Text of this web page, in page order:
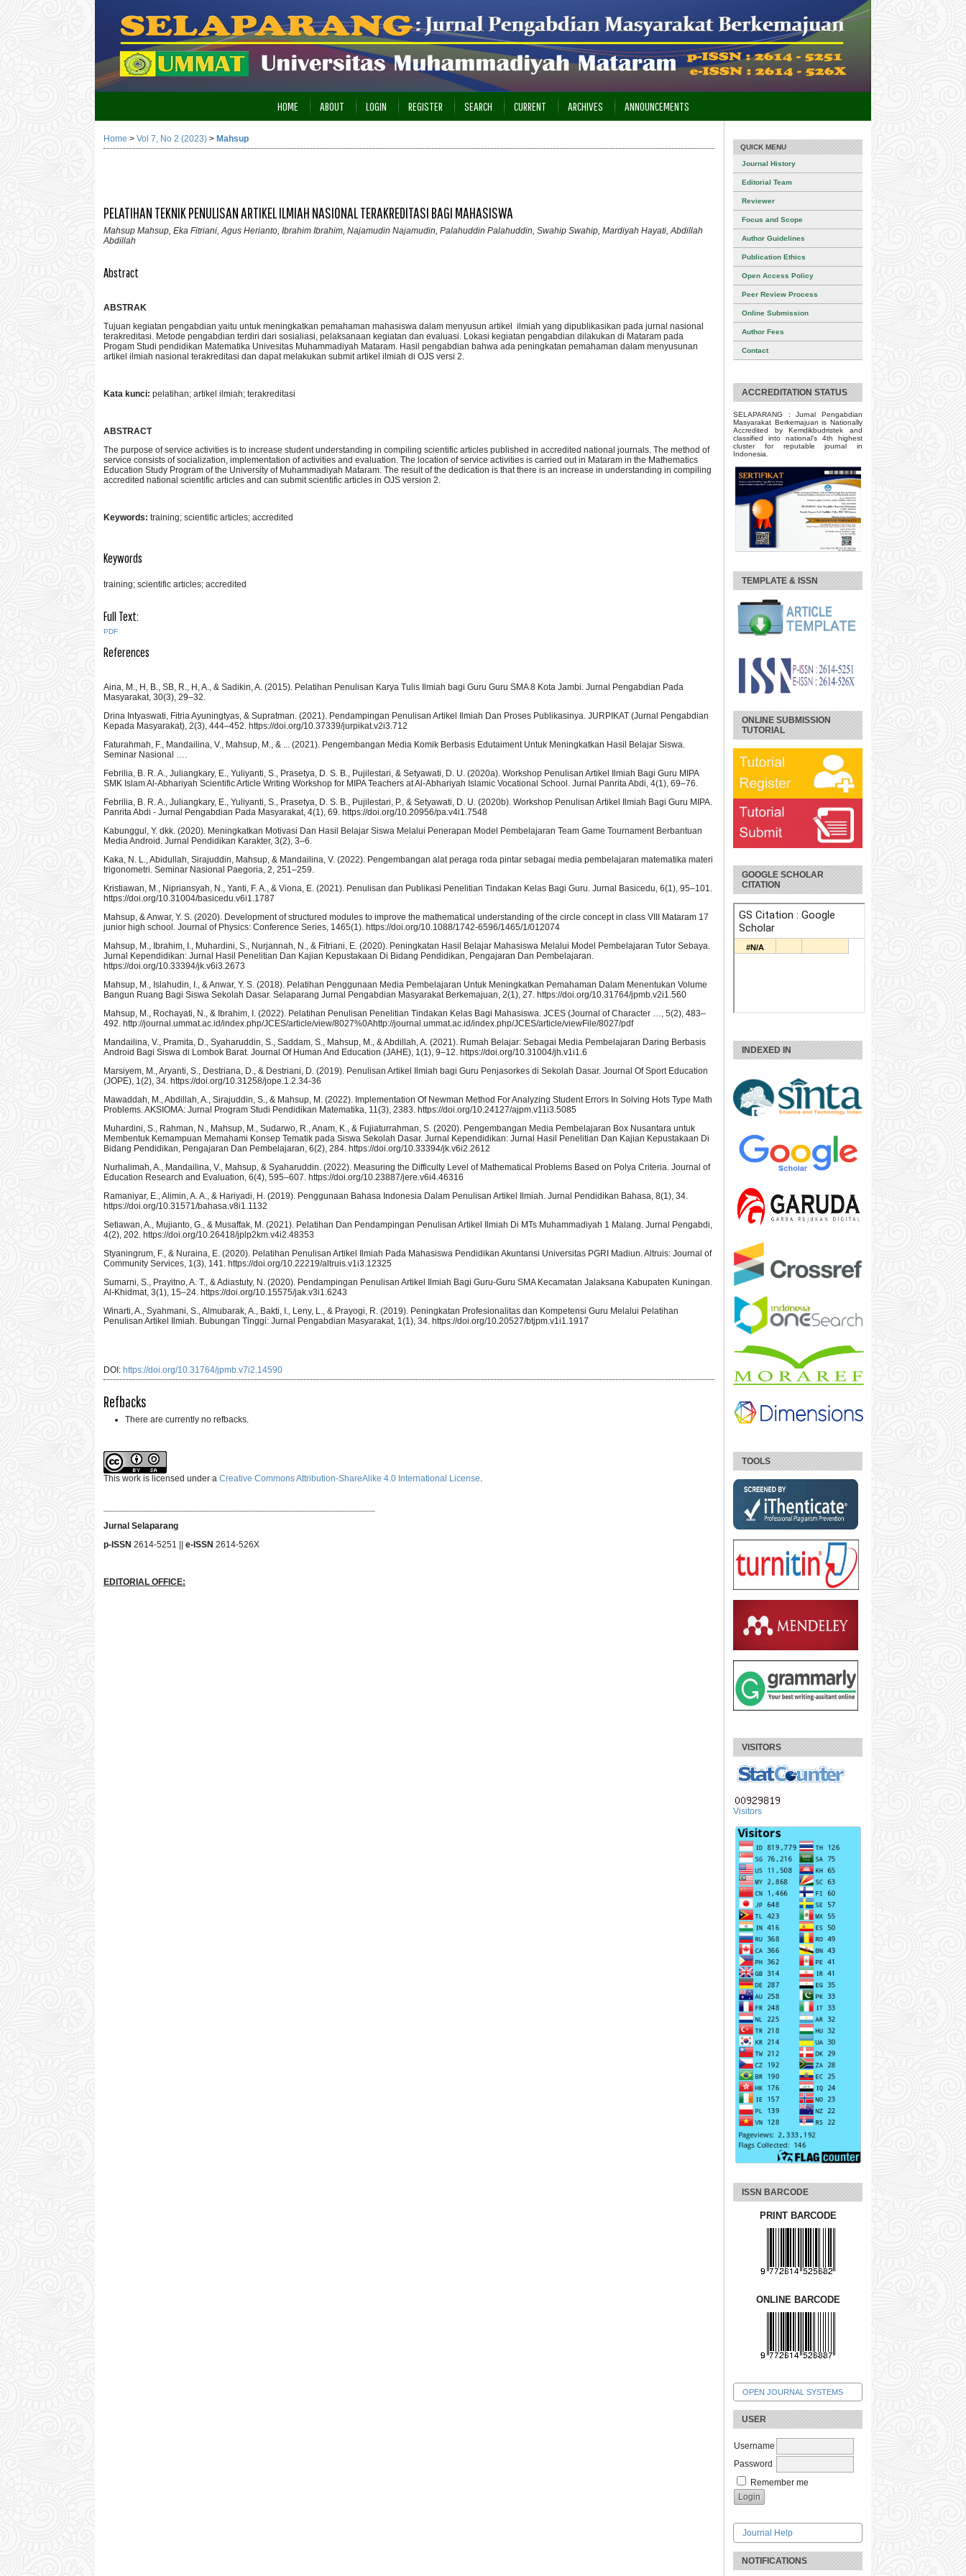
QUICK MENU
Journal History
Editorial Team
Reviewer
Focus and Scope
Author Guidelines
Publication Ethics
Open Access Policy
Peer Review Process
Online Submission
Author Fees
Contact
ACCREDITATION STATUS
SELAPARANG : Jurnal Pengabdian
Masyarakat Berkemajuan is Nationally
Accredited by Kemdikbudristek and
classified into national's 4th highest
cluster for reputable journal in
Indonesia.
TEMPLATE & ISSN
ONLINE SUBMISSION
TUTORIAL
GOOGLE SCHOLAR
CITATION
INDEXED IN
TOOLS
VISITORS
Visitors
ISSN BARCODE
PRINT BARCODE
ONLINE BARCODE
OPEN JOURNAL SYSTEMS
USER
Username
Password
Remember me
Journal Help
NOTIFICATIONS
HOME ABOUT LOGIN REGISTER SEARCH CURRENT ARCHIVES ANNOUNCEMENTS
Home > Vol 7, No 2 (2023) > Mahsup
PELATIHAN TEKNIK PENULISAN ARTIKEL ILMIAH NASIONAL TERAKREDITASI BAGI MAHASISWA
Mahsup Mahsup, Eka Fitriani, Agus Herianto, Ibrahim Ibrahim, Najamudin Najamudin, Palahuddin Palahuddin, Swahip Swahip, Mardiyah Hayati, Abdillah
Abdillah
Abstract
ABSTRAK
Tujuan kegiatan pengabdian yaitu untuk meningkatkan pemahaman mahasiswa dalam menyusun artikel ilmiah yang dipublikasikan pada jurnal nasional
terakreditasi. Metode pengabdian terdiri dari sosialiasi, pelaksanaan kegiatan dan evaluasi. Lokasi kegiatan pengabdian dilakukan di Mataram pada
Progam Studi pendidikan Matematika Univesitas Muhammadiyah Mataram. Hasil pengabdian bahwa ada peningkatan pemahaman dalam menyusunan
artikel ilmiah nasional terakreditasi dan dapat melakukan submit artikel ilmiah di OJS versi 2.
Kata kunci: pelatihan; artikel ilmiah; terakreditasi
ABSTRACT
The purpose of service activities is to increase student understanding in compiling scientific articles published in accredited national journals. The method of
service consists of socialization, implementation of activities and evaluation. The location of service activities is carried out in Mataram in the Mathematics
Education Study Program of the University of Muhammadiyah Mataram. The result of the dedication is that there is an increase in understanding in compiling
accredited national scientific articles and can submit scientific articles in OJS version 2.
Keywords: training; scientific articles; accredited
Keywords
training; scientific articles; accredited
Full Text:
PDF
References
Aina, M., H, B., SB, R., H, A., & Sadikin, A. (2015). Pelatihan Penulisan Karya Tulis Ilmiah bagi Guru Guru SMA 8 Kota Jambi. Jurnal Pengabdian Pada
Masyarakat, 30(3), 29–32.
Drina Intyaswati, Fitria Ayuningtyas, & Supratman. (2021). Pendampingan Penulisan Artikel Ilmiah Dan Proses Publikasinya. JURPIKAT (Jurnal Pengabdian
Kepada Masyarakat), 2(3), 444–452. https://doi.org/10.37339/jurpikat.v2i3.712
Faturahmah, F., Mandailina, V., Mahsup, M., & ... (2021). Pengembangan Media Komik Berbasis Edutaiment Untuk Meningkatkan Hasil Belajar Siswa.
Seminar Nasional ….
Febrilia, B. R. A., Juliangkary, E., Yuliyanti, S., Prasetya, D. S. B., Pujilestari, & Setyawati, D. U. (2020a). Workshop Penulisan Artikel Ilmiah Bagi Guru MIPA
SMK Islam Al-Abhariyah Scientific Article Writing Workshop for MIPA Teachers at Al-Abhariyah Islamic Vocational School. Jurnal Panrita Abdi, 4(1), 69–76.
Febrilia, B. R. A., Juliangkary, E., Yuliyanti, S., Prasetya, D. S. B., Pujilestari, P., & Setyawati, D. U. (2020b). Workshop Penulisan Artikel Ilmiah Bagi Guru MIPA.
Panrita Abdi - Jurnal Pengabdian Pada Masyarakat, 4(1), 69. https://doi.org/10.20956/pa.v4i1.7548
Kabunggul, Y. dkk. (2020). Meningkatkan Motivasi Dan Hasil Belajar Siswa Melalui Penerapan Model Pembelajaran Team Game Tournament Berbantuan
Media Android. Jurnal Pendidikan Karakter, 3(2), 3–6.
Kaka, N. L., Abidullah, Sirajuddin, Mahsup, & Mandailina, V. (2022). Pengembangan alat peraga roda pintar sebagai media pembelajaran matematika materi
trigonometri. Seminar Nasional Paegoria, 2, 251–259.
Kristiawan, M., Nipriansyah, N., Yanti, F. A., & Viona, E. (2021). Penulisan dan Publikasi Penelitian Tindakan Kelas Bagi Guru. Jurnal Basicedu, 6(1), 95–101.
https://doi.org/10.31004/basicedu.v6i1.1787
Mahsup, & Anwar, Y. S. (2020). Development of structured modules to improve the mathematical understanding of the circle concept in class VIII Mataram 17
junior high school. Journal of Physics: Conference Series, 1465(1). https://doi.org/10.1088/1742-6596/1465/1/012074
Mahsup, M., Ibrahim, I., Muhardini, S., Nurjannah, N., & Fitriani, E. (2020). Peningkatan Hasil Belajar Mahasiswa Melalui Model Pembelajaran Tutor Sebaya.
Jurnal Kependidikan: Jurnal Hasil Penelitian Dan Kajian Kepustakaan Di Bidang Pendidikan, Pengajaran Dan Pembelajaran.
https://doi.org/10.33394/jk.v6i3.2673
Mahsup, M., Islahudin, I., & Anwar, Y. S. (2018). Pelatihan Penggunaan Media Pembelajaran Untuk Meningkatkan Pemahaman Dalam Menentukan Volume
Bangun Ruang Bagi Siswa Sekolah Dasar. Selaparang Jurnal Pengabdian Masyarakat Berkemajuan, 2(1), 27. https://doi.org/10.31764/jpmb.v2i1.560
Mahsup, M., Rochayati, N., & Ibrahim, I. (2022). Pelatihan Penulisan Penelitian Tindakan Kelas Bagi Mahasiswa. JCES (Journal of Character …, 5(2), 483–
492. http://journal.ummat.ac.id/index.php/JCES/article/view/8027%0Ahttp://journal.ummat.ac.id/index.php/JCES/article/viewFile/8027/pdf
Mandailina, V., Pramita, D., Syaharuddin, S., Saddam, S., Mahsup, M., & Abdillah, A. (2021). Rumah Belajar: Sebagai Media Pembelajaran Daring Berbasis
Android Bagi Siswa di Lombok Barat. Journal Of Human And Education (JAHE), 1(1), 9–12. https://doi.org/10.31004/jh.v1i1.6
Marsiyem, M., Aryanti, S., Destriana, D., & Destriani, D. (2019). Penulisan Artikel Ilmiah bagi Guru Penjasorkes di Sekolah Dasar. Journal Of Sport Education
(JOPE), 1(2), 34. https://doi.org/10.31258/jope.1.2.34-36
Mawaddah, M., Abdillah, A., Sirajuddin, S., & Mahsup, M. (2022). Implementation Of Newman Method For Analyzing Student Errors In Solving Hots Type Math
Problems. AKSIOMA: Jurnal Program Studi Pendidikan Matematika, 11(3), 2383. https://doi.org/10.24127/ajpm.v11i3.5085
Muhardini, S., Rahman, N., Mahsup, M., Sudarwo, R., Anam, K., & Fujiaturrahman, S. (2020). Pengembangan Media Pembelajaran Box Nusantara untuk
Membentuk Kemampuan Memahami Konsep Tematik pada Siswa Sekolah Dasar. Jurnal Kependidikan: Jurnal Hasil Penelitian Dan Kajian Kepustakaan Di
Bidang Pendidikan, Pengajaran Dan Pembelajaran, 6(2), 284. https://doi.org/10.33394/jk.v6i2.2612
Nurhalimah, A., Mandailina, V., Mahsup, & Syaharuddin. (2022). Measuring the Difficulty Level of Mathematical Problems Based on Polya Criteria. Journal of
Education Research and Evaluation, 6(4), 595–607. https://doi.org/10.23887/jere.v6i4.46316
Ramaniyar, E., Alimin, A. A., & Hariyadi, H. (2019). Penggunaan Bahasa Indonesia Dalam Penulisan Artikel Ilmiah. Jurnal Pendidikan Bahasa, 8(1), 34.
https://doi.org/10.31571/bahasa.v8i1.1132
Setiawan, A., Mujianto, G., & Musaffak, M. (2021). Pelatihan Dan Pendampingan Penulisan Artikel Ilmiah Di MTs Muhammadiyah 1 Malang. Jurnal Pengabdi,
4(2), 202. https://doi.org/10.26418/jplp2km.v4i2.48353
Styaningrum, F., & Nuraina, E. (2020). Pelatihan Penulisan Artikel Ilmiah Pada Mahasiswa Pendidikan Akuntansi Universitas PGRI Madiun. Altruis: Journal of
Community Services, 1(3), 141. https://doi.org/10.22219/altruis.v1i3.12325
Sumarni, S., Prayitno, A. T., & Adiastuty, N. (2020). Pendampingan Penulisan Artikel Ilmiah Bagi Guru-Guru SMA Kecamatan Jalaksana Kabupaten Kuningan.
Al-Khidmat, 3(1), 15–24. https://doi.org/10.15575/jak.v3i1.6243
Winarti, A., Syahmani, S., Almubarak, A., Bakti, I., Leny, L., & Prayogi, R. (2019). Peningkatan Profesionalitas dan Kompetensi Guru Melalui Pelatihan
Penulisan Artikel Ilmiah. Bubungan Tinggi: Jurnal Pengabdian Masyarakat, 1(1), 34. https://doi.org/10.20527/btjpm.v1i1.1917
DOI: https://doi.org/10.31764/jpmb.v7i2.14590
Refbacks
There are currently no refbacks.
This work is licensed under a Creative Commons Attribution-ShareAlike 4.0 International License
Jurnal Selaparang
p-ISSN 2614-5251 || e-ISSN 2614-526X
EDITORIAL OFFICE: